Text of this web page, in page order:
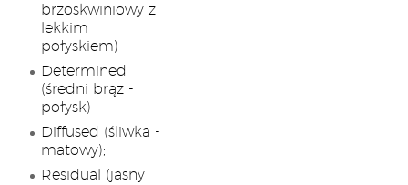
brzoskwiniowy z
lekkim
połyskiem)
Determined
(średni brąz -
połysk)
Diffused (śliwka -
matowy);
Residual (jasny